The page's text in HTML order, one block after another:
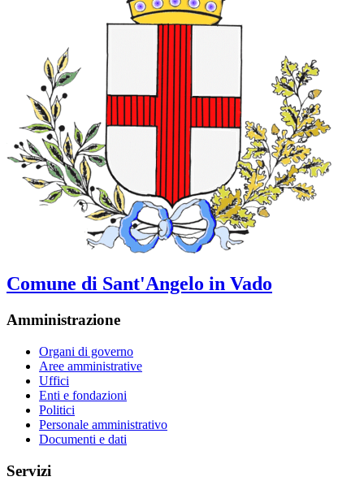
Comune di Sant'Angelo in Vado
Amministrazione
Organi di governo
Aree amministrative
Uffici
Enti e fondazioni
Politici
Personale amministrativo
Documenti e dati
Servizi